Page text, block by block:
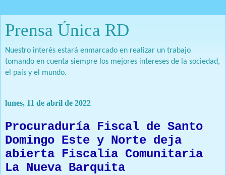
Prensa Única RD
Nuestro interés estará enmarcado en realizar un trabajo
tomando en cuenta siempre los mejores intereses de la sociedad,
el país y el mundo.
lunes, 11 de abril de 2022
Procuraduría Fiscal de Santo
Domingo Este y Norte deja
abierta Fiscalía Comunitaria
La Nueva Barquita